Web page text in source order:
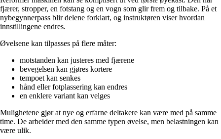
fjærer, stropper, en fotstang og en vogn som glir frem og tilbake. På et
nybegynnerpass blir delene forklart, og instruktøren viser hvordan
innstillingene endres.
Øvelsene kan tilpasses på flere måter:
motstanden kan justeres med fjærene
bevegelsen kan gjøres kortere
tempoet kan senkes
hånd eller fotplassering kan endres
en enklere variant kan velges
Mulighetene gjør at nye og erfarne deltakere kan være med på samme
time. De arbeider med den samme typen øvelse, men belastningen kan
være ulik.